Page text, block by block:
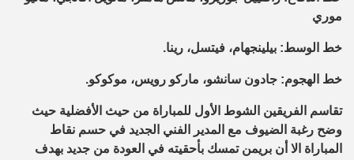
موري
خط الوسط: بيلينجهام، فيتسل، رينا.
خط الهجوم: جادون سانشو، ماركو رويس، موكوكو.
تقاسم الفريقين الشوط الأول للمباراة من حيث الأفضلية حيث
وضح رغبة الضيوف مع المدير الفني الجديد في حسم نقاط
المباراة الا أن بريمن تمسك بأحقيته في العودة من جديد بهدف